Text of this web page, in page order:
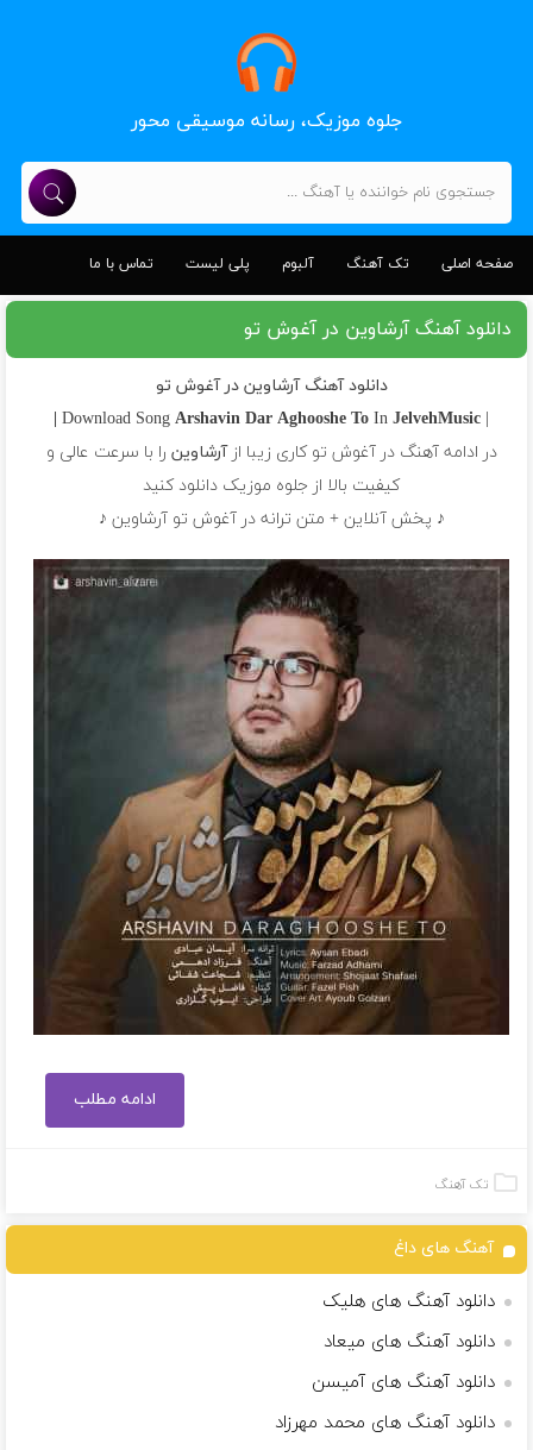
جلوه موزیک، رسانه موسیقی محور
صفحه اصلی تک آهنگ آلبوم پلی لیست تماس با ما
دانلود آهنگ آرشاوین در آغوش تو
دانلود آهنگ آرشاوین در آغوش تو
| Download Song
Arshavin Dar Aghooshe To InJelvehMusic |
در ادامه آهنگ در آغوش تو کاری زیبا ازآرشاوین را با سرعت عالی و
کیفیت بالا از جلوه موزیک دانلود کنید
♪ پخش آنلاین + متن ترانه در آغوش تو آرشاوین ♪
ادامه مطلب
تک آهنگ
آهنگ های داغ
دانلود آهنگ های هلیک
دانلود آهنگ های میعاد
دانلود آهنگ های آمیسن
دانلود آهنگ های محمد مهرزاد